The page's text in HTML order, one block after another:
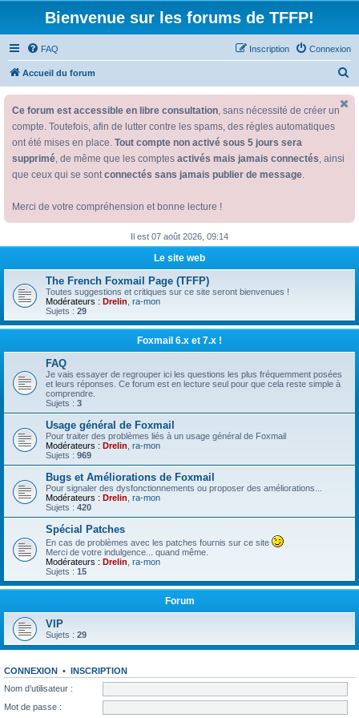
Bienvenue sur les forums de TFFP!
FAQ Connexion
Inscription
Accueil du forum
e
r
Ce forum est accessible en libre consultation, sans nécessité de créer un
compte. Toutefois, afin de lutter contre les spams, des règles automatiques
ont été mises en place. Tout compte non activé sous 5 jours sera
supprimé, de même que les comptes activés mais jamais connectés, ainsi
que ceux qui se sontconnectés sans jamais publier de message.
Merci de votre compréhension et bonne lecture !
Il est 07 août 2026, 09:14
Le site web
The French Foxmail Page (TFFP)
Toutes suggestions et critiques sur ce site seront bienvenues !
Modérateurs : Drelin ra-mon
Sujets : 29
Foxmail 6.x et 7.x !
FAQ
Je vais essayer de regrouper ici les questions les plus fréquemment posées
et leurs réponses. Ce forum est en lecture seul pour que cela reste simple à
comprendre.
Sujets : 3
Usage général de Foxmail
Pour traiter des problèmes liés à un usage général de Foxmail
Modérateurs : Drelin ra-mon
Sujets : 969
Bugs et Améliorations de Foxmail
Pour signaler des dysfonctionnements ou proposer des améliorations...
Modérateurs : Drelin ra-mon
Sujets : 420
Spécial Patches
En cas de problèmes avec les patches fournis sur ce site
Merci de votre indulgence... quand même.
Modérateurs : Drelin ra-mon
Sujets : 15
Forum
VIP
Sujets : 29
CONNEXION • INSCRIPTION
Nom d’utilisateur :
Mot de passe :